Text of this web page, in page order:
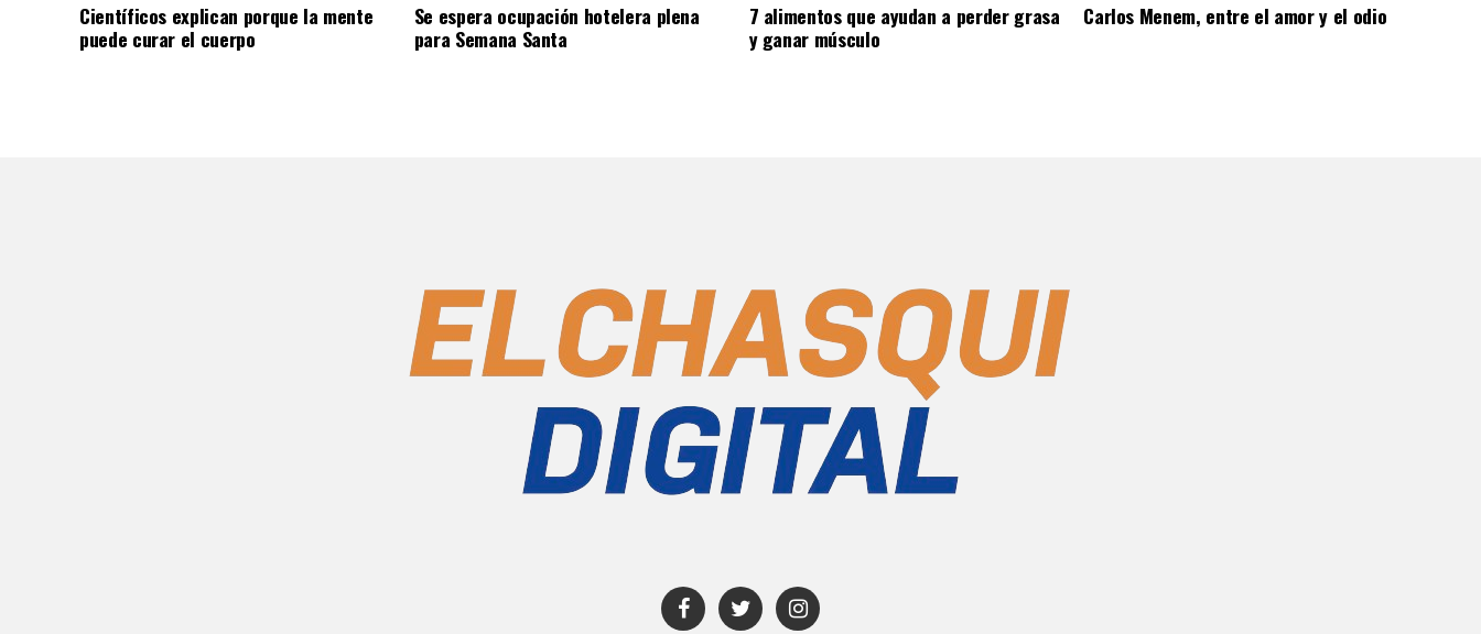
Científicos explican porque la mente
puede curar el cuerpo
Se espera ocupación hotelera plena
para Semana Santa
7 alimentos que ayudan a perder grasa
y ganar músculo
Carlos Menem, entre el amor y el odio